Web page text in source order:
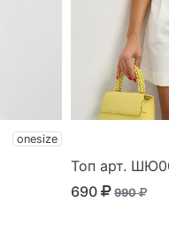
onesize
Топ арт.
690
990